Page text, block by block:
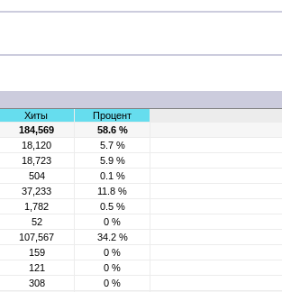
Хиты
Процент
184,569
58.6 %
18,120
5.7 %
18,723
5.9 %
504
0.1 %
37,233
11.8 %
1,782
0.5 %
52
0 %
107,567
34.2 %
159
0 %
121
0 %
308
0 %